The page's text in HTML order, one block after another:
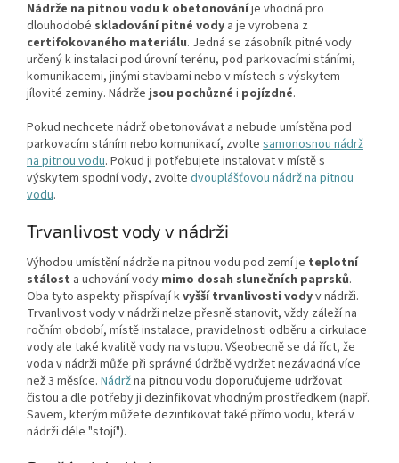
Nádrže na pitnou vodu k obetonováníje vhodná pro
dlouhodobé skladování pitné vody a je vyrobena z
certifokovaného materiálu. Jedná se zásobník pitné vody
určený k instalaci pod úrovní terénu, pod parkovacími stáními,
komunikacemi, jinými stavbami nebo v místech s výskytem
jílovité zeminy. Nádrže jsou pochůzné i pojízdné.
Pokud nechcete nádrž obetonovávat a nebude umístěna pod
parkovacím stáním nebo komunikací, zvolte samonosnou nádrž
na pitnou vodu. Pokud ji potřebujete instalovat v místě s
výskytem spodní vody, zvolte dvouplášťovou nádrž na pitnou
vodu.
Trvanlivost vody v nádrži
Výhodou umístění nádrže na pitnou vodu pod zemí je teplotní
stálost a uchování vody mimo dosah slunečních paprsků.
Oba tyto aspekty přispívají kvyšší trvanlivosti vodyv nádrži.
Trvanlivost vody v nádrži nelze přesně stanovit, vždy záleží na
ročním období, místě instalace, pravidelnosti odběru a cirkulace
vody ale také kvalitě vody na vstupu. Všeobecně se dá říct, že
voda v nádrži může při správné údržbě vydržet nezávadná více
než 3 měsíce. Nádržna pitnou vodu doporučujeme udržovat
čistou a dle potřeby ji dezinfikovat vhodným prostředkem (např.
Savem, kterým můžete dezinfikovat také přímo vodu, která v
nádrži déle "stojí").